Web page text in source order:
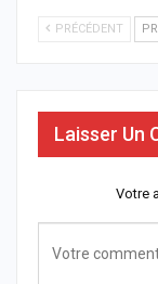
PRÉCÉDENT
Laisser Un
Votre